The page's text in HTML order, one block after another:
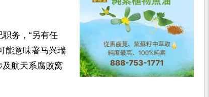
务，“另有任
能意味著马兴瑞
航天系腐败窝